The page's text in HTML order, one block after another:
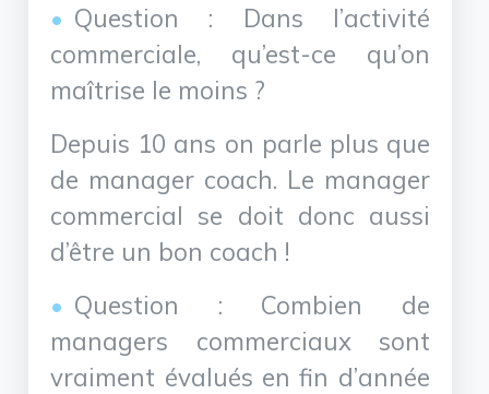
Question : Dans l’activité
commerciale, qu’est-ce qu’on
maîtrise le moins ?
Depuis 10 ans on parle plus que
de manager coach. Le manager
commercial se doit donc aussi
d’être un bon coach !
Question : Combien de
managers commerciaux sont
vraiment évalués en fin d’année